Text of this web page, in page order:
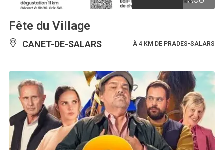
Fête du Village
CANET-DE-SALARS À 4 KM DE PRADES-SALARS